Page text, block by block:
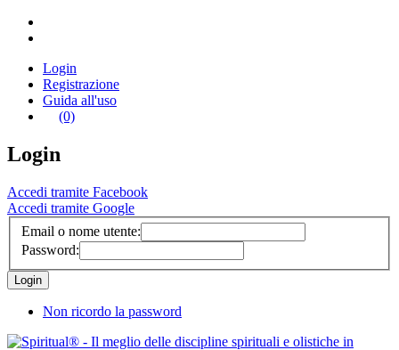
Login
Registrazione
Guida all'uso
(0)
Login
Accedi tramite Facebook
Accedi tramite Google
Email o nome utente:
Password:
Non ricordo la password